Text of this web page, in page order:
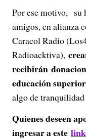
Por ese motivo, su
amigos, en alianza
Caracol Radio
Radioacktiva),
recibirán
educación
algo de
Quienes deseen
ingresar a este link